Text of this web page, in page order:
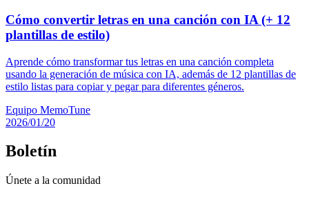
Cómo convertir letras en una canción con IA (+ 12
plantillas de estilo)
Aprende cómo transformar tus letras en una canción completa
usando la generación de música con IA, además de 12 plantillas de
estilo listas para copiar y pegar para diferentes géneros.
Equipo MemoTune
2026/01/20
Boletín
Únete a la comunidad